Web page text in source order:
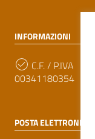
INFORMAZIONI
C.F. / P.IVA
00341180354
POSTA ELETTRONICA